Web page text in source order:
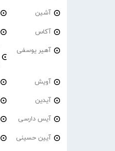
آشین
آکاس
آهیر یوسفی
آویش
آیدین
آیس دارسی
آیین حسینی